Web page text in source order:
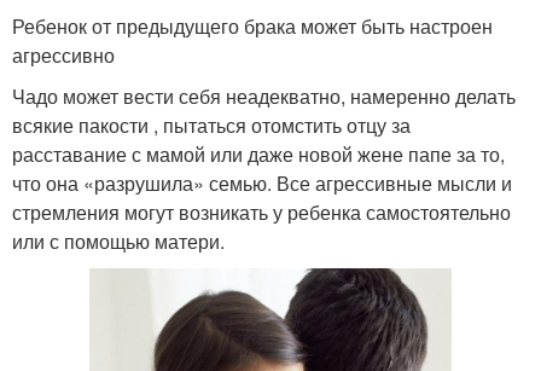
Ребенок от предыдущего брака может быть настроен
агрессивно
Чадо может вести себя неадекватно, намеренно делать
всякие пакости , пытаться отомстить отцу за
расставание с мамой или даже новой жене папе за то,
что она «разрушила» семью. Все агрессивные мысли и
стремления могут возникать у ребенка самостоятельно
или с помощью матери.